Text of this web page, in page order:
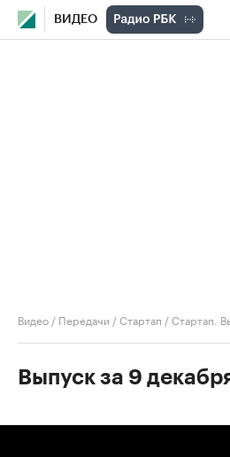
ВИДЕО
Видео / Передачи /Стартап /Стартап.
Выпуск за 9